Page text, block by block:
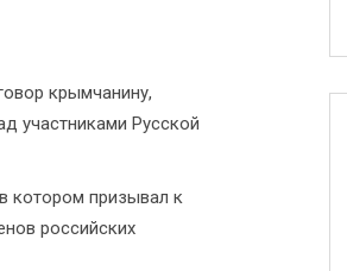
крымчанину,
участниками Русской
котором призывал к
российских